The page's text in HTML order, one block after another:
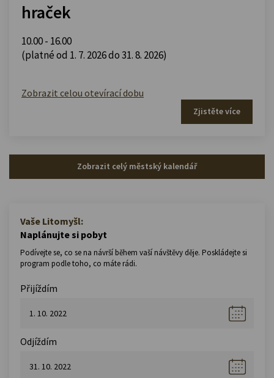
hraček
10.00 - 16.00
(platné od 1. 7. 2026 do 31. 8. 2026)
Zobrazit celou otevírací dobu
Zjistěte více
Zobrazit celý městský kalendář
Vaše Litomyšl:
Naplánujte si pobyt
Podívejte se, co se na návrší během vaší návštěvy děje. Poskládejte si
program podle toho, co máte rádi.
Přijíždím
Odjíždím